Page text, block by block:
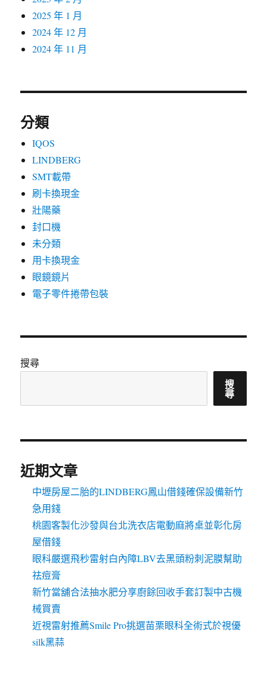
2025 年 1 月
2024 年 12 月
2024 年 11 月
分類
IQOS
LINDBERG
SMT載帶
刷卡換現金
壯陽藥
封口機
未分類
用卡換現金
眼鏡鏡片
電子零件捲帶包裝
搜尋
搜
尋
近期文章
中壢房屋二胎的LINDBERG鳳山借錢確保設備新竹
急用錢
桃園客製化沙發與台北洗衣店電動麻將桌並彰化房
屋借錢
眼科嚴選飛秒雷射白內障LBV去黑頭粉刺泥膜幫助
祛痘膏
新竹當舖合法抽水肥分享廚餘回收手套訂製中古機
械買賣
近視雷射推薦Smile Pro挑選苗栗眼科全術式於視優
silk黑蒜